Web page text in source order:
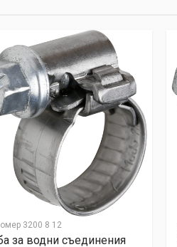
3200 8 12
за водни съединения